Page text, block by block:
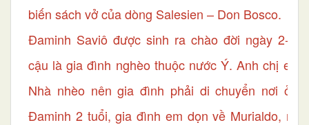
biến sách vở của dòng Salesien – Don Bosco.
Đaminh Saviô được sinh ra chào đời ngày 2-4-
cậu là gia đình nghèo thuộc nước Ý. Anh chị em
Nhà nhèo nên gia đình phải di chuyển nơi ở
Đaminh 2 tuổi, gia đình em dọn về Murialdo,